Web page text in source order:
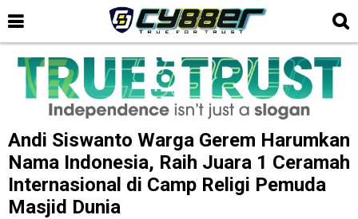
Andi Siswanto Warga Gerem Harumkan
Nama Indonesia, Raih Juara 1 Ceramah
Internasional di Camp Religi Pemuda
Masjid Dunia